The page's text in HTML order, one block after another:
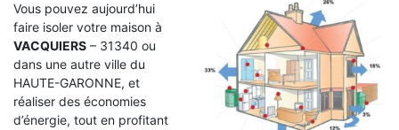
Vous pouvez aujourd’hui
faire isoler votre maison à
VACQUIERS – 31340 ou
dans une autre ville du
HAUTE-GARONNE, et
réaliser des économies
d’énergie, tout en profitant